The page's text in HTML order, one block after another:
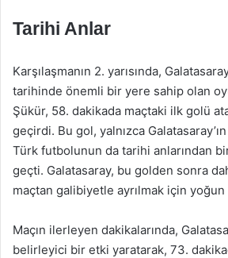
Tarihi Anlar
Karşılaşmanın 2. yarısında,
tarihinde önemli bir yere sahip olan
Şükür, 58. dakikada maçtaki ilk golü
geçirdi. Bu gol, yalnızca
Türk futbolunun da tarihi anlarından
geçti. Galatasaray, bu golden sonra
maçtan galibiyetle ayrılmak için
Maçın ilerleyen dakikalarında,
belirleyici bir etki yaratarak, 73.